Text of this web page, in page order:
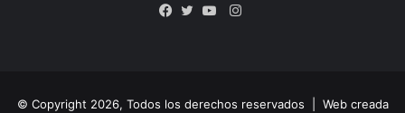
Instagram
© Copyright 2026, Todos los derechos reservados | Web creada